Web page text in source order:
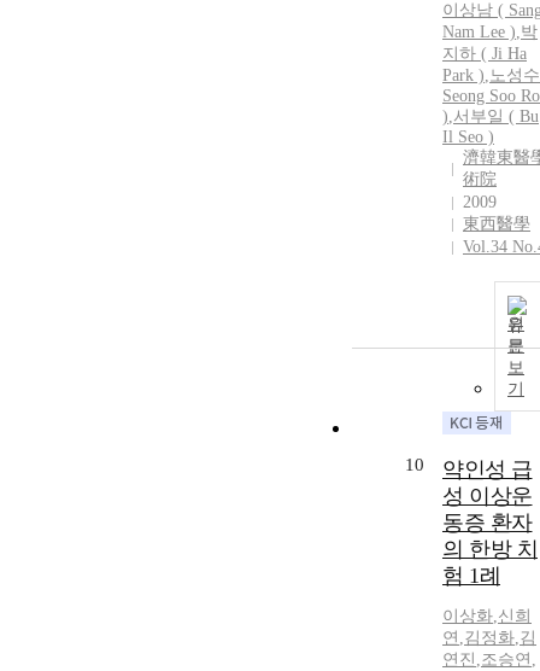
이상남 (
Nam Lee ),박
지하 ( Ji Ha
Park ),노성
Seong Soo
),서부일 ( Bu
Il Seo )
濟韓東醫
術院
2009
東西醫學
Vol.34
원
문
보
기
10
약인성 급
성 이상운
동증 환자
의 한방 치
험 1례
이상화,신희
연 ,김정화,김
연진 ,조승연 ,